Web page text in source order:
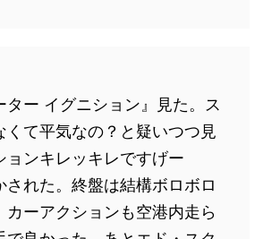
ター イグニション』見た。ス
くて平気なの？と疑いつつ見
ョンキレッキレですげー
された。終盤は結構ボロボロ
カーアクションも空港内走ら